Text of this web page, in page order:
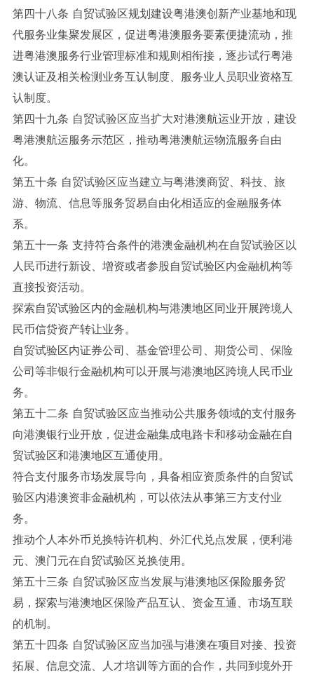
第四十八条 自贸试验区规划建设粤港澳创新产业基地和现
代服务业集聚发展区，促进粤港澳服务要素便捷流动，推
进粤港澳服务行业管理标准和规则相衔接，逐步试行粤港
澳认证及相关检测业务互认制度、服务业人员职业资格互
认制度。
第四十九条 自贸试验区应当扩大对港澳航运业开放，建设
粤港澳航运服务示范区，推动粤港澳航运物流服务自由
化。
第五十条 自贸试验区应当建立与粤港澳商贸、科技、旅
游、物流、信息等服务贸易自由化相适应的金融服务体
系。
第五十一条 支持符合条件的港澳金融机构在自贸试验区以
人民币进行新设、增资或者参股自贸试验区内金融机构等
直接投资活动。
探索自贸试验区内的金融机构与港澳地区同业开展跨境人
民币信贷资产转让业务。
自贸试验区内证券公司、基金管理公司、期货公司、保险
公司等非银行金融机构可以开展与港澳地区跨境人民币业
务。
第五十二条 自贸试验区应当推动公共服务领域的支付服务
向港澳银行业开放，促进金融集成电路卡和移动金融在自
贸试验区和港澳地区互通使用。
符合支付服务市场发展导向，具备相应资质条件的自贸试
验区内港澳资非金融机构，可以依法从事第三方支付业
务。
推动个人本外币兑换特许机构、外汇代兑点发展，便利港
元、澳门元在自贸试验区兑换使用。
第五十三条 自贸试验区应当发展与港澳地区保险服务贸
易，探索与港澳地区保险产品互认、资金互通、市场互联
的机制。
第五十四条 自贸试验区应当加强与港澳在项目对接、投资
拓展、信息交流、人才培训等方面的合作，共同到境外开